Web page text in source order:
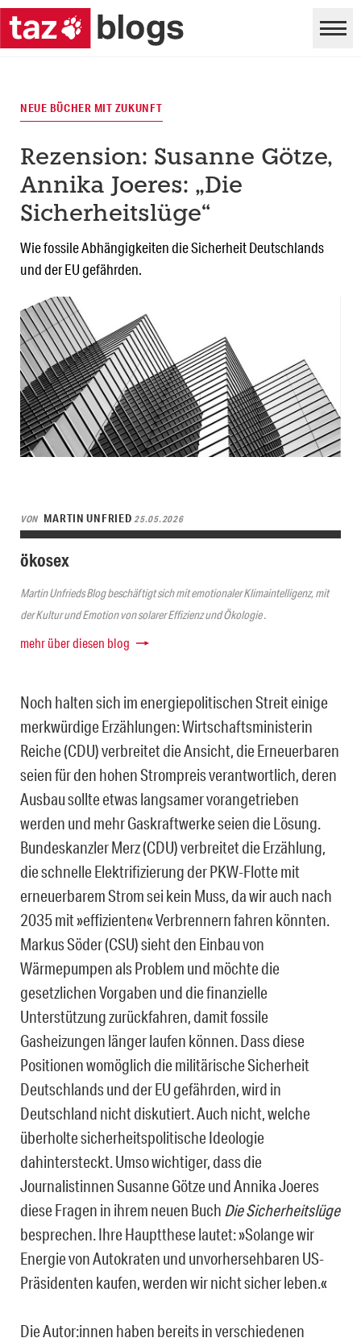
NEUE BÜCHER MIT ZUKUNFT
Rezension: Susanne Götze,
Annika Joeres: „Die
Sicherheitslüge“
Wie fossile Abhängigkeiten die Sicherheit Deutschlands
und der EU gefährden.
VON MARTIN UNFRIED25.05.2026
ökosex
Martin Unfrieds Blog beschäftigt sich mit emotionaler Klimaintelligenz, mit
der Kultur und Emotion von solarer Effizienz und Ökologie .
mehr über diesen blog
Noch halten sich im energiepolitischen Streit einige
merkwürdige Erzählungen: Wirtschaftsministerin
Reiche (CDU) verbreitet die Ansicht, die Erneuerbaren
seien für den hohen Strompreis verantwortlich, deren
Ausbau sollte etwas langsamer vorangetrieben
werden und mehr Gaskraftwerke seien die Lösung.
Bundeskanzler Merz (CDU) verbreitet die Erzählung,
die schnelle Elektrifizierung der PKW-Flotte mit
erneuerbarem Strom sei kein Muss, da wir auch nach
2035 mit »effizienten« Verbrennern fahren könnten.
Markus Söder (CSU) sieht den Einbau von
Wärmepumpen als Problem und möchte die
gesetzlichen Vorgaben und die finanzielle
Unterstützung zurückfahren, damit fossile
Gasheizungen länger laufen können. Dass diese
Positionen womöglich die militärische Sicherheit
Deutschlands und der EU gefährden, wird in
Deutschland nicht diskutiert. Auch nicht, welche
überholte sicherheitspolitische Ideologie
dahintersteckt. Umso wichtiger, dass die
Journalistinnen Susanne Götze und Annika Joeres
diese Fragen in ihrem neuen Buch Die Sicherheitslüge
besprechen. Ihre Hauptthese lautet: »Solange wir
Energie von Autokraten und unvorhersehbaren US-
Präsidenten kaufen, werden wir nicht sicher leben.«
Die Autor:innen haben bereits in verschiedenen